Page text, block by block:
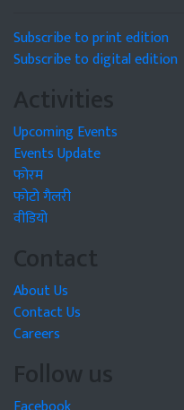
Subscribe to print edition
Subscribe to digital edition
Activities
Upcoming Events
Events Update
फोरम
फोटो गैलरी
वीडियो
Contact
About Us
Contact Us
Careers
Follow us